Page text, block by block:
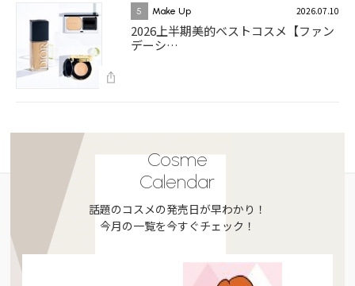
5 Make Up 2026.07.10
2026上半期美的ベストコスメ【ファン
デーシ…
Cosme
Calendar
話題のコスメの発売日が早わかり！
今月の一覧を今すぐチェック！